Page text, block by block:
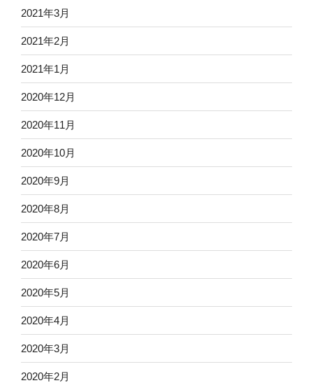
2021年3月
2021年2月
2021年1月
2020年12月
2020年11月
2020年10月
2020年9月
2020年8月
2020年7月
2020年6月
2020年5月
2020年4月
2020年3月
2020年2月